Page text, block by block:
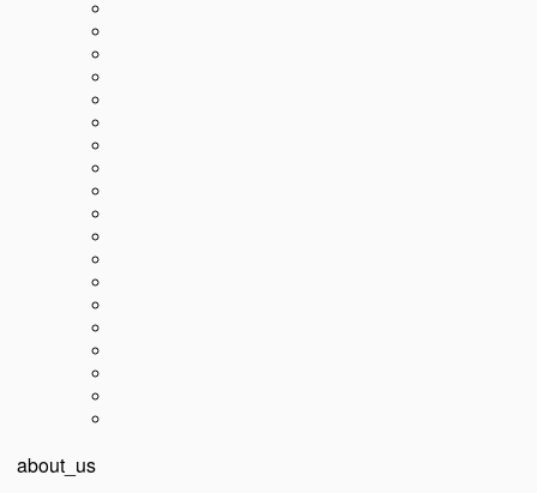
about_us